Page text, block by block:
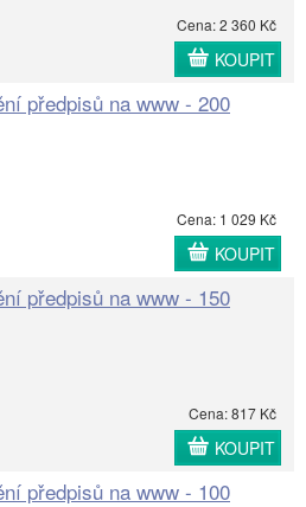
Cena: 2 360 Kč
KOUPIT
předpisů na www - 200
Cena: 1 029 Kč
KOUPIT
předpisů na www - 150
Cena: 817 Kč
KOUPIT
předpisů na www - 100